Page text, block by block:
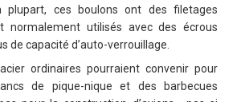
plupart, ces boulons ont des filetages
normalement utilisés avec des écrous
de capacité d’auto-verrouillage.
ordinaires pourraient convenir pour
de pique-nique et des barbecues